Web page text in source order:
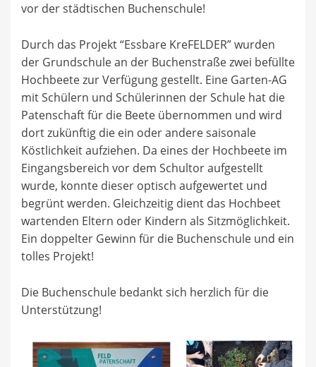
vor der städtischen Buchenschule!
Durch das Projekt “Essbare KreFELDER” wurden
der Grundschule an der Buchenstraße zwei befüllte
Hochbeete zur Verfügung gestellt. Eine Garten-AG
mit Schülern und Schülerinnen der Schule hat die
Patenschaft für die Beete übernommen und wird
dort zukünftig die ein oder andere saisonale
Köstlichkeit aufziehen. Da eines der Hochbeete im
Eingangsbereich vor dem Schultor aufgestellt
wurde, konnte dieser optisch aufgewertet und
begrünt werden. Gleichzeitig dient das Hochbeet
wartenden Eltern oder Kindern als Sitzmöglichkeit.
Ein doppelter Gewinn für die Buchenschule und ein
tolles Projekt!
Die Buchenschule bedankt sich herzlich für die
Unterstützung!